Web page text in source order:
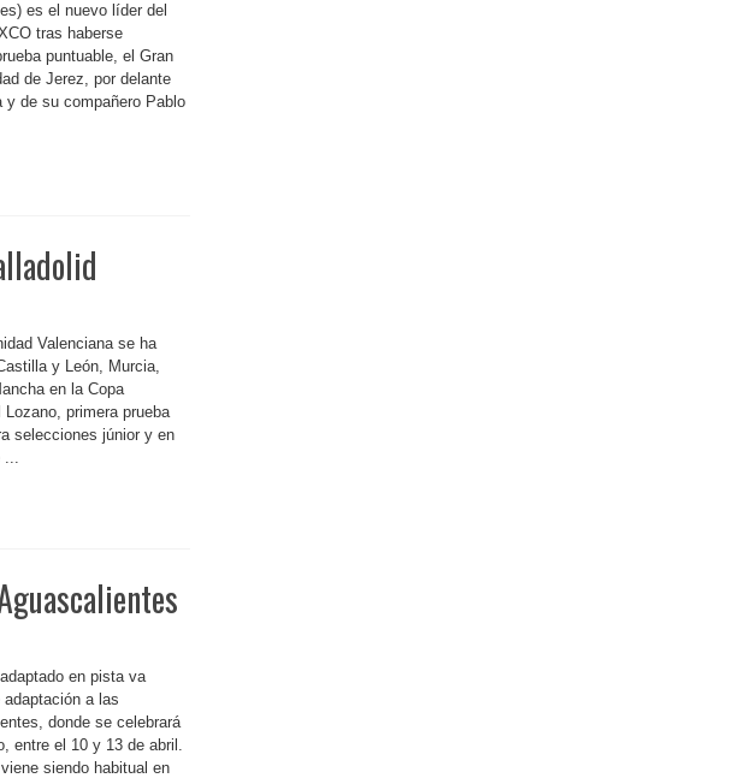
es el nuevo líder del
tras haberse
puntuable, el Gran
de Jerez, por delante
y de su compañero Pablo
Valenciana se ha
y León, Murcia,
en la Copa
primera prueba
selecciones júnior y en
...
en pista va
a las
donde se celebrará
entre el 10 y 13 de abril.
siendo habitual en